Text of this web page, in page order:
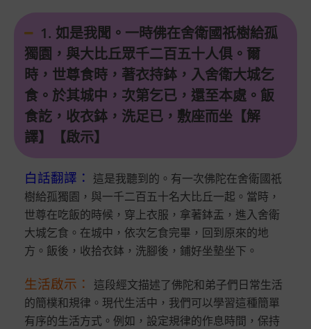
1. 如是我聞。一時佛在舍衛國祇樹給孤
獨園，與大比丘眾千二百五十人俱。爾
時，世尊食時，著衣持鉢，入舍衛大城乞
食。於其城中，次第乞已，還至本處。飯
食訖，收衣鉢，洗足已，敷座而坐【解
譯】【啟示】
白話翻譯 ： 這是我聽到的。有一次佛陀在舍衛國祇
樹給孤獨園，與一千二百五十名大比丘一起。當時，
世尊在吃飯的時候，穿上衣服，拿著鉢盂，進入舍衛
大城乞食。在城中，依次乞食完畢，回到原來的地
方。飯後，收拾衣鉢，洗腳後，鋪好坐墊坐下。
生活啟示 ：
這段經文描述了佛陀和弟子們日常生活
的簡樸和規律。現代生活中，我們可以學習這種簡單
有序的生活方式。例如，設定規律的作息時間，保持